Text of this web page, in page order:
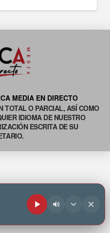
MEDIA EN DIRECTO
TOTAL O PARCIAL, ASÍ COMO
IDIOMA DE NUESTRO
ESCRITA DE SU